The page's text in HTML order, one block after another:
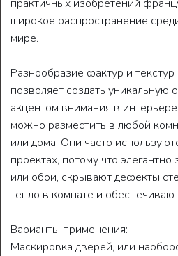
практичных изобретений
широкое распространение
мире.
Разнообразие фактур и
позволяет создать уникальную
акцентом внимания в
можно разместить в любой
или дома. Они часто
проектах, потому что
или обои, скрывают дефекты
тепло в комнате и
Варианты применения:
Маскировка дверей, или